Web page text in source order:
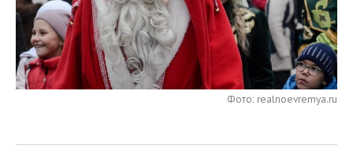
НЕФТЬ
ОПК
ЭНЕРГЕТИКА
ТРАНСПОРТ
УСЛУГИ
IT
МЕДИА
НОВОСТИ МЕРОПРИЯТИЙ
ВЫЕЗДНАЯ РЕДАКЦИЯ
СПОРТ
НОВОСТИ СПОРТА
ОБЩЕСТВО
Фото: realnoevremya.ru